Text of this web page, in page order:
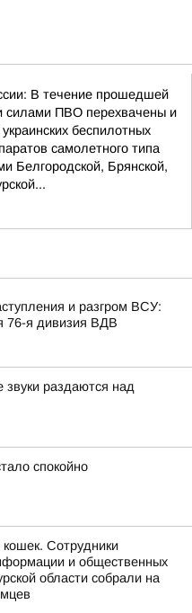
В течение прошедшей
силами ПВО перехвачены и
беспилотных
самолетного типа
Белгородской, Брянской,
и разгром ВСУ:
76-я дивизия ВДВ
звуки раздаются над
спокойно
кошек. Сотрудники
и общественных
области собрали на